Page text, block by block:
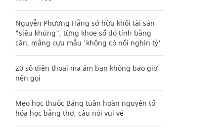
Nguyễn Phương Hằng sở hữu khối tài sản
"siêu khủng", từng khoe sổ đỏ tính bằng
cân, mắng cựu mẫu 'không có nổi nghìn tỷ'
20 số điện thoại ma ám bạn không bao giờ
nên gọi
Mẹo học thuộc Bảng tuần hoàn nguyên tố
hóa học bằng thơ, câu nói vui vẻ